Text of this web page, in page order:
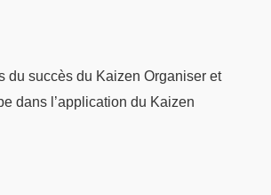
du succès du Kaizen Organiser et
dans l’application du Kaizen